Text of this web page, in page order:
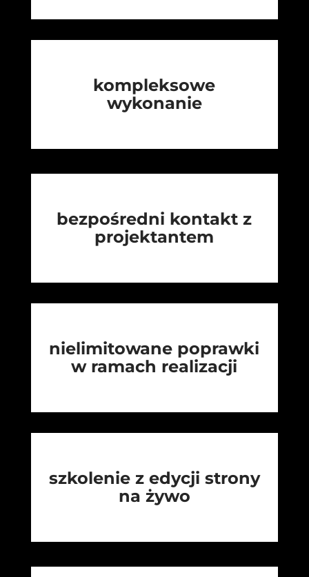
kompleksowe
wykonanie
bezpośredni kontakt z
projektantem
nielimitowane poprawki
w ramach realizacji
szkolenie z edycji strony
na żywo